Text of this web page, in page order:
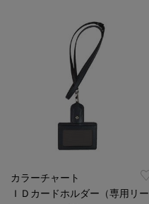
カラーチャート
ＩＤカードホルダー（専用リー